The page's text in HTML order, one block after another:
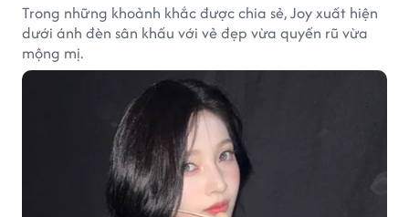
Trong những khoảnh khắc được chia sẻ, Joy xuất hiện
dưới ánh đèn sân khấu với vẻ đẹp vừa quyến rũ vừa
mộng mị.